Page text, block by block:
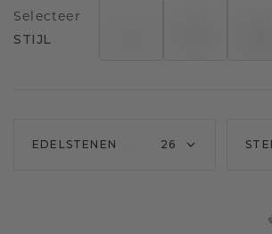
Selecteer
STIJL
EDELSTENEN 26